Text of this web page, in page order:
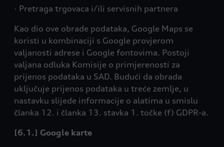
· Pretraga trgovaca i/ili servisnih partnera
Kao dio ove obrade podataka, Google Maps se
koristi u kombinaciji s Google provjerom
valjanosti adrese i Google fontovima. Postoji
valjana odluka Komisije o primjerenosti za
prijenos podataka u SAD. Budući da obrada
uključuje prijenos podataka u treće zemlje, u
nastavku slijede informacije o alatima u smislu
članka 12. i članka 13. stavka 1. točke (f) GDPR-a.
[6.1.] Google karte